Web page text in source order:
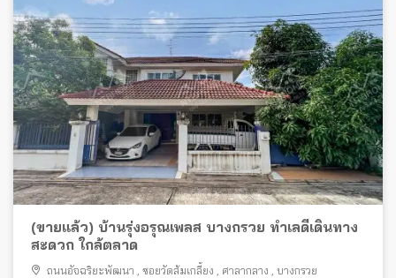
(ขายแล้ว) บ้านรุ่งอรุณเพลส บางกรวย ทำเลดีเดินทาง
สะดวก ใกล้ตลาด
ถนนอัจฉริยะพัฒนา ซอยวัดส้มเกลี้ยง ศาลากลาง บางกรวย